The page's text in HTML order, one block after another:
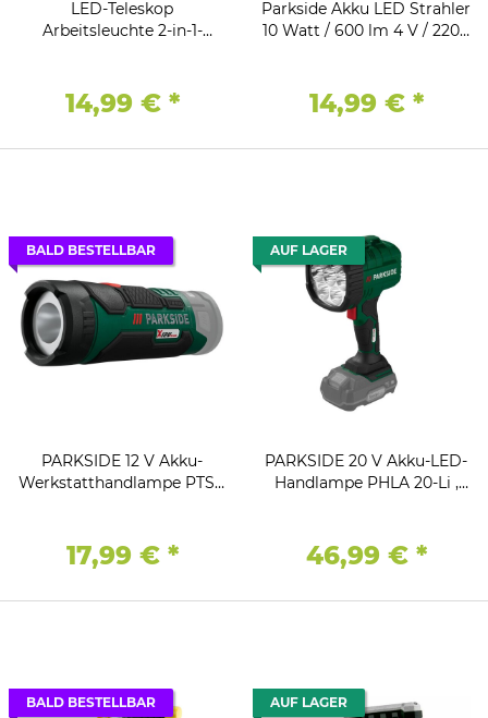
LED-Teleskop
Arbeitsleuchte 2-in-1-
14,99 € *
Parkside Akku LED Strahler
10 Watt / 600 lm 4 V / 2200
14,99 € *
BALD BESTELLBAR
PARKSIDE 12 V Akku-
Werkstatthandlampe PTSA
17,99 € *
AUF LAGER
PARKSIDE 20 V Akku-LED-
Handlampe PHLA 20-Li ,
46,99 € *
BALD BESTELLBAR AUF LAGER